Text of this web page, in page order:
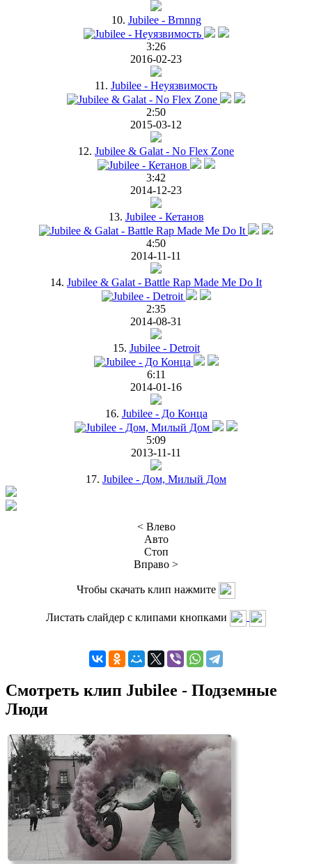
10. Jubilee - Brnnng
3:26
2016-02-23
11. Jubilee - Неуязвимость
2:50
2015-03-12
12. Jubilee & Galat - No Flex Zone
3:42
2014-12-23
13. Jubilee - Кетанов
4:50
2014-11-11
14. Jubilee & Galat - Battle Rap Made Me Do It
2:35
2014-08-31
15. Jubilee - Detroit
6:11
2014-01-16
16. Jubilee - До Конца
5:09
2013-11-11
17. Jubilee - Дом, Милый Дом
< Влево
Авто
Стоп
Вправо >
Чтобы скачать клип нажмите
Листать слайдер с клипами кнопками
Смотреть клип Jubilee - Подземные
Люди